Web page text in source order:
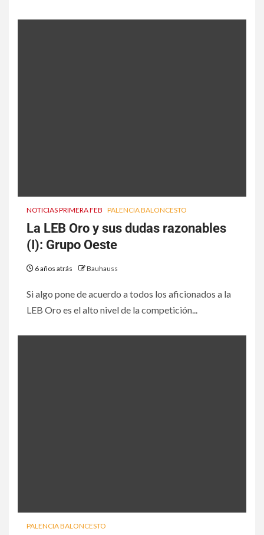
NOTICIAS PRIMERA FEB PALENCIA BALONCESTO
La LEB Oro y sus dudas razonables
(I): Grupo Oeste
6 años atrás Bauhauss
Si algo pone de acuerdo a todos los aficionados a la
LEB Oro es el alto nivel de la competición...
PALENCIA BALONCESTO